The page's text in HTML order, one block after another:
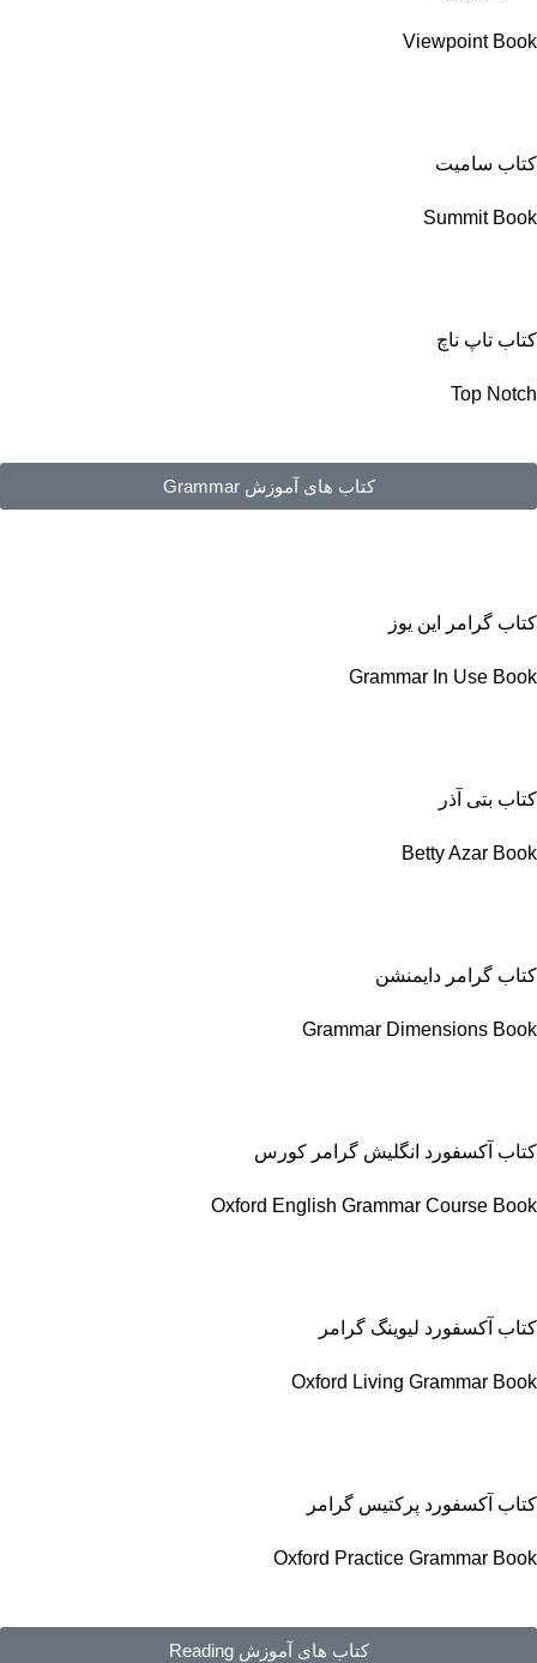
Viewpoint Book
کتاب سامیت
Summit Book
کتاب تاپ ناچ
Top Notch
کتاب های آموزش Grammar
کتاب گرامر این یوز
Grammar In Use Book
کتاب بتی آذر
Betty Azar Book
کتاب گرامر دایمنشن
Grammar Dimensions Book
کتاب آکسفورد انگلیش گرامر کورس
Oxford English Grammar Course Book
کتاب آکسفورد لیوینگ گرامر
Oxford Living Grammar Book
کتاب آکسفورد پرکتیس گرامر
Oxford Practice Grammar Book
کتاب های آموزش Reading